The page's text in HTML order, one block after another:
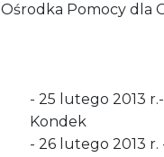
Ośrodka Pomocy dla
- 25 lutego 2013
Kondek
- 26 lutego 2013